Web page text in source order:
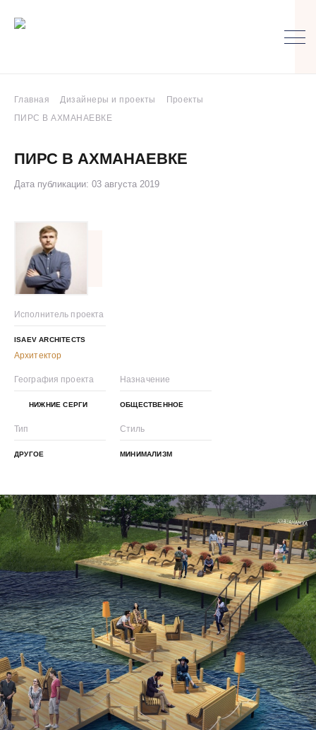
Главная Дизайнеры и проекты
Проекты
ПИРС В АХМАНАЕВКЕ
ПИРС В АХМАНАЕВКЕ
Дата публикации: 03 августа 2019
Исполнитель проекта
ISAEV ARCHITECTS
Архитектор
География проекта
НИЖНИЕ СЕРГИ
Назначение
ОБЩЕСТВЕННОЕ
Тип
ДРУГОЕ
Стиль
МИНИМАЛИЗМ